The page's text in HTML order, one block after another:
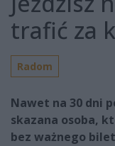
trafić za
Radom
Nawet na 30 dni
skazana osoba,
bez ważnego